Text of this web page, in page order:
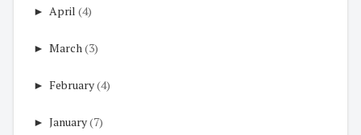
► April (4)
► March(3)
► February(4)
► January(7)